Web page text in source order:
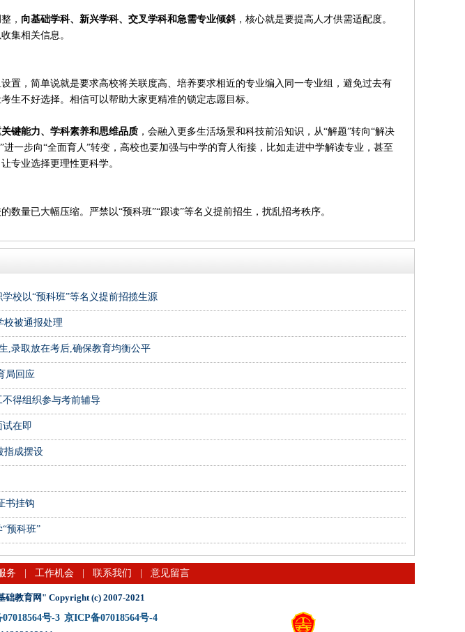
， 向基础学科、新兴学科、交叉学科和急需专业倾斜，核心就是要提高人才供需适配度。
集相关信息。
，简单说就是要求高校将关联度高、培养要求相近的专业编入同一专业组，避免过去有
生不好选择。相信可以帮助大家更精准的锁定志愿目标。
键能力、学科素养和思维品质 ，会融入更多生活场景和科技前沿知识，从“解题”转向“解决
进一步向“全面育人”转变，高校也要加强与中学的育人衔接，比如走进中学解读专业，甚至
专业选择更理性更科学。
量已大幅压缩。严禁以“预科班”“跟读”等名义提前招生，扰乱招考秩序。
校以“预科班”等名义提前招揽生源
校被通报处理
,录取放在考后,确保教育均衡公平
局回应
得组织参与考前辅导
试在即
指成摆设
书挂钩
预科班”
务 工作机会 联系我们 意见留言
教育网" Copyright (c) 2007-2021
号-3 京ICP备07018564号-4